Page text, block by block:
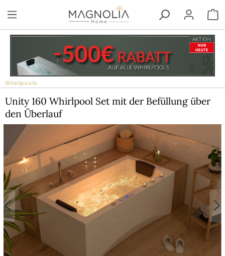
Zum Hauptinhalt springen
Whirlpools
Unity 160 Whirlpool Set mit der Befüllung über
den Überlauf
Bildergalerie überspringen